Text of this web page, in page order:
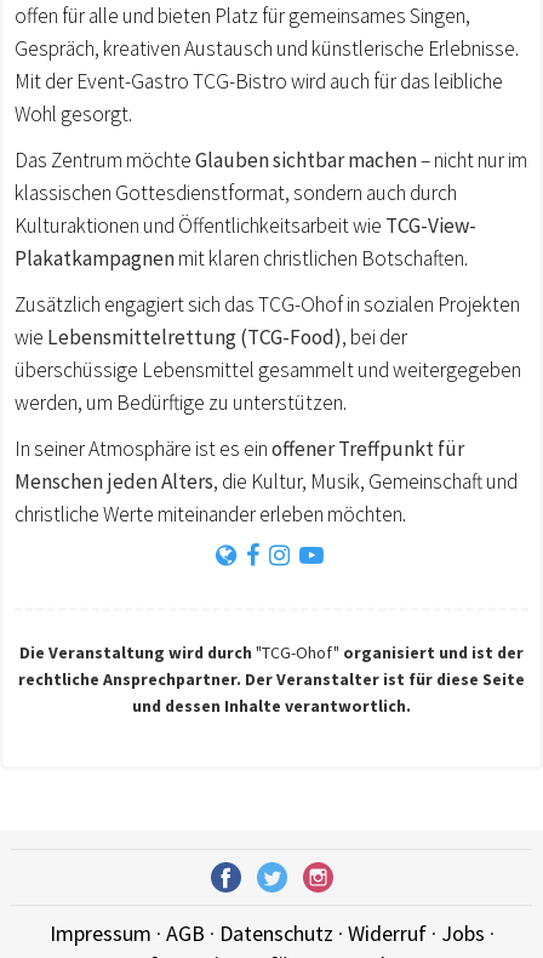
offen für alle und bieten Platz für gemeinsames Singen,
Gespräch, kreativen Austausch und künstlerische Erlebnisse.
Mit der Event-Gastro TCG-Bistro wird auch für das leibliche
Wohl gesorgt.
Das Zentrum möchteGlauben sichtbar machen– nicht nur im
klassischen Gottesdienstformat, sondern auch durch
Kulturaktionen und Öffentlichkeitsarbeit wie TCG-View-
Plakatkampagnenmit klaren christlichen Botschaften.
Zusätzlich engagiert sich das TCG-Ohof in sozialen Projekten
wie Lebensmittelrettung(TCG-Food), bei der
überschüssige Lebensmittel gesammelt und weitergegeben
werden, um Bedürftige zu unterstützen.
In seiner Atmosphäre ist es einoffener Treffpunkt für
Menschen jeden Alters, die Kultur, Musik, Gemeinschaft und
christliche Werte miteinander erleben möchten.
Die Veranstaltung wird durch "TCG-Ohof" organisiert und ist der
rechtliche Ansprechpartner. Der Veranstalter ist für diese Seite
und dessen Inhalte verantwortlich.
Impressum · AGB · Datenschutz · Widerruf· Jobs ·